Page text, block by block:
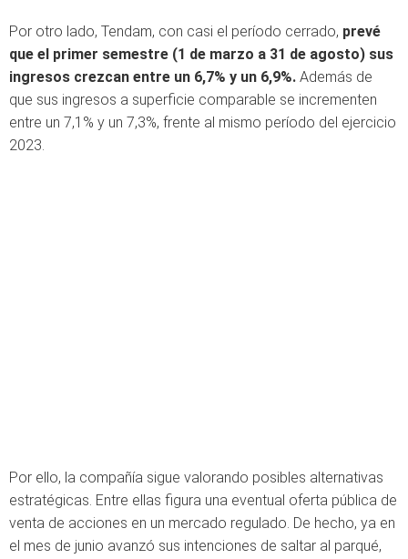
Por otro lado, Tendam, con casi el período cerrado, prevé
que el primer semestre (1 de marzo a 31 de agosto) sus
ingresos crezcan entre un 6,7% y un 6,9%. Además de
que sus ingresos a superficie comparable se incrementen
entre un 7,1% y un 7,3%, frente al mismo período del ejercicio
2023.
Por ello, la compañía sigue valorando posibles alternativas
estratégicas. Entre ellas figura una eventual oferta pública de
venta de acciones en un mercado regulado. De hecho, ya en
el mes de junio avanzó sus intenciones de saltar al parqué,